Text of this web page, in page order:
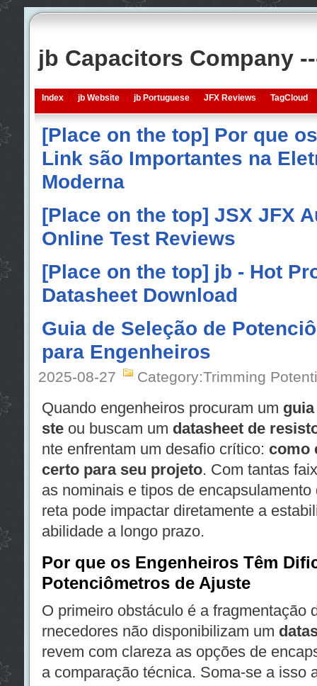
jb Capacitors Company
Index jb Website jb Portuguese JFX Reviews TagCloud
[Place on the top] Por que
Link são Importantes na
Moderna
[Place on the top] JSX JFX
Online Test Reviews
[Place on the top] jb - Hot
Datasheet Download
Guia de Seleção de
para Engenheiros
2025-08-27 Category:Trimming
Quando engenheiros procuram um
steou buscam um datasheet de
nte enfrentam um desafio crítico: como
certo para seu projeto. Com tantas
as nominais e tipos de
reta pode impactar diretamente a
abilidade a longo prazo.
Por que os Engenheiros Têm
Potenciômetros de Ajuste
O primeiro obstáculo é a fragmentação
rnecedores não disponibilizam um
revem com clareza as opções de
a comparação técnica. Soma-se a isso